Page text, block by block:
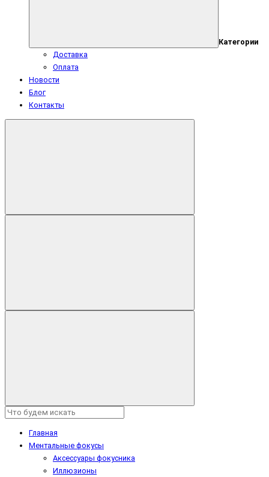
Категории
Доставка
Оплата
Новости
Блог
Контакты
Главная
Ментальные фокусы
Аксессуары фокусника
Иллюзионы